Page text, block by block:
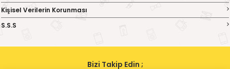
Kişisel Verilerin Korunması
S.S.S
Bizi Takip Edin ;